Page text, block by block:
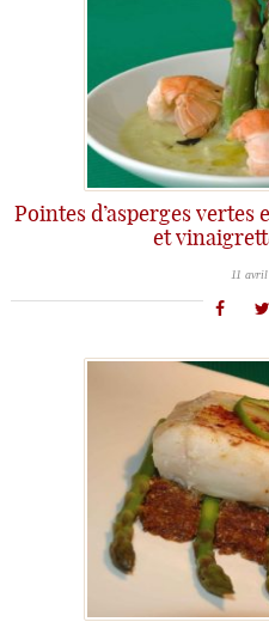
Pointes d’asperges vertes
et
11